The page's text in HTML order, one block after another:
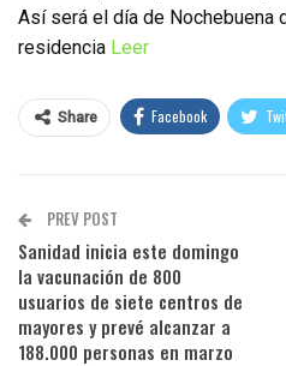
Así será el día de Nochebuena
residencia Leer
Share Facebook
PREV POST
Sanidad inicia este domingo
la vacunación de 800
usuarios de siete centros de
mayores y prevé alcanzar a
188.000 personas en marzo